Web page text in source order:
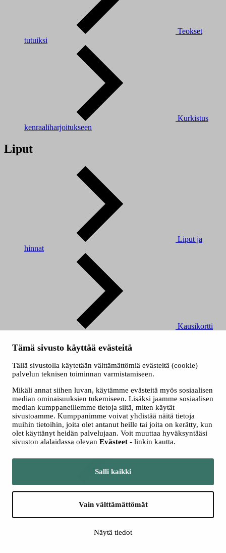
Tämä sivusto käyttää evästeitä
Tällä sivustolla käytetään välttämättömiä evästeitä (cookie)
palvelun teknisen toiminnan varmistamiseen.
Mikäli annat siihen luvan, käytämme evästeitä myös sosiaalisen
median ominaisuuksien tukemiseen. Lisäksi jaamme sosiaalisen
median kumppaneillemme tietoja siitä, miten käytät
sivustoamme. Kumppanimme voivat yhdistää näitä tietoja
muihin tietoihin, joita olet antanut heille tai joita on kerätty, kun
olet käyttänyt heidän palvelujaan. Voit muuttaa hyväksyntääsi
sivuston alalaidassa olevan Evästeet - linkin kautta.
Salli kaikki
Vain välttämättömät
Näytä tiedot
Teokset
tutuiksi
Kurkistus
kenraaliharjoitukseen
Liput
Liput ja
hinnat
Kausikortti
Myyntipaikat
Seuraa meitä somessa